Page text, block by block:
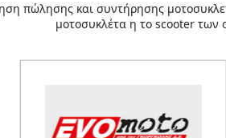
πώλησης και συντήρησης
μοτοσυκλέτα η το scooter των